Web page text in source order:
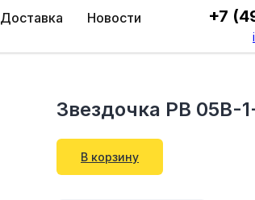
Доставка
Новости
+7
Звездочка PB 05B-
В корзину